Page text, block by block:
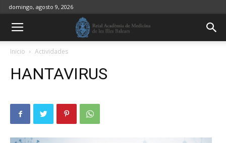
domingo, agosto 9, 2026
Inicio Actividades
HANTAVIRUS